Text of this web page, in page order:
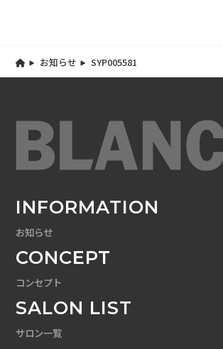
お知らせ SYP005581
INFORMATION
お知らせ
CONCEPT
コンセプト
SALON LIST
サロン一覧